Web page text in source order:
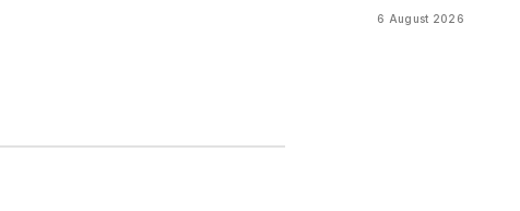
6 August 2026